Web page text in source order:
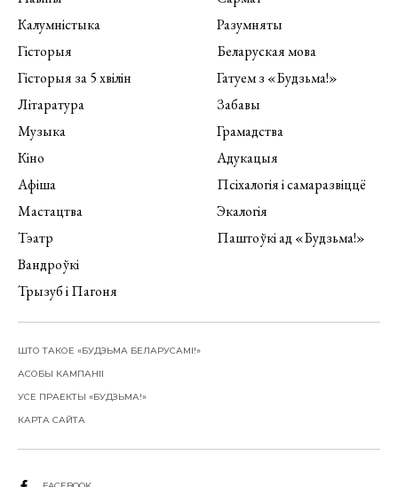
Калумністыка
Гісторыя
Гісторыя за 5 хвілін
Літаратура
Музыка
Кіно
Афіша
Мастацтва
Тэатр
Вандроўкі
Трызуб і Пагоня
Разумняты
Беларуская мова
Гатуем з «Будзьма!»
Забавы
Грамадства
Адукацыя
Псіхалогія і самаразвіццё
Экалогія
Паштоўкі ад «Будзьма!»
ШТО ТАКОЕ «БУДЗЬМА БЕЛАРУСАМІ!»
АСОБЫ КАМПАНІІ
УСЕ ПРАЕКТЫ «БУДЗЬМА!»
КАРТА САЙТА